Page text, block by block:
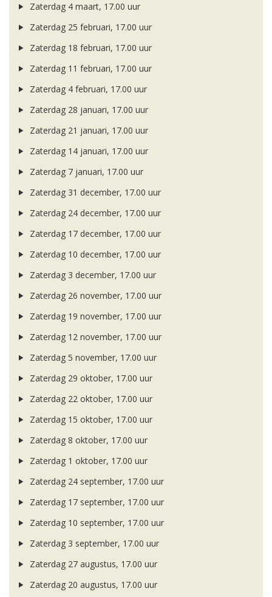
Zaterdag 4 maart, 17.00 uur
Zaterdag 25 februari, 17.00 uur
Zaterdag 18 februari, 17.00 uur
Zaterdag 11 februari, 17.00 uur
Zaterdag 4 februari, 17.00 uur
Zaterdag 28 januari, 17.00 uur
Zaterdag 21 januari, 17.00 uur
Zaterdag 14 januari, 17.00 uur
Zaterdag 7 januari, 17.00 uur
Zaterdag 31 december, 17.00 uur
Zaterdag 24 december, 17.00 uur
Zaterdag 17 december, 17.00 uur
Zaterdag 10 december, 17.00 uur
Zaterdag 3 december, 17.00 uur
Zaterdag 26 november, 17.00 uur
Zaterdag 19 november, 17.00 uur
Zaterdag 12 november, 17.00 uur
Zaterdag 5 november, 17.00 uur
Zaterdag 29 oktober, 17.00 uur
Zaterdag 22 oktober, 17.00 uur
Zaterdag 15 oktober, 17.00 uur
Zaterdag 8 oktober, 17.00 uur
Zaterdag 1 oktober, 17.00 uur
Zaterdag 24 september, 17.00 uur
Zaterdag 17 september, 17.00 uur
Zaterdag 10 september, 17.00 uur
Zaterdag 3 september, 17.00 uur
Zaterdag 27 augustus, 17.00 uur
Zaterdag 20 augustus, 17.00 uur